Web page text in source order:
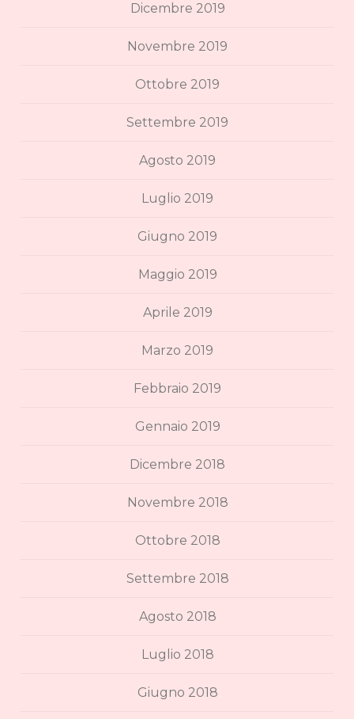
Dicembre 2019
Novembre 2019
Ottobre 2019
Settembre 2019
Agosto 2019
Luglio 2019
Giugno 2019
Maggio 2019
Aprile 2019
Marzo 2019
Febbraio 2019
Gennaio 2019
Dicembre 2018
Novembre 2018
Ottobre 2018
Settembre 2018
Agosto 2018
Luglio 2018
Giugno 2018